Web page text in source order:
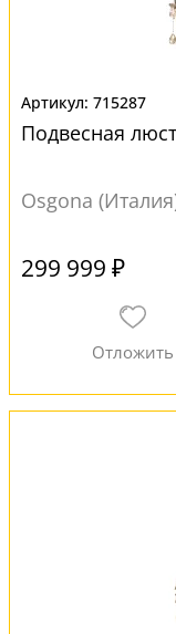
715287
Подвесная
Osgona
299 999 ₽